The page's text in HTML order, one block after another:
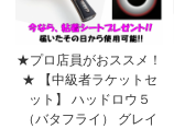
★プロ店員がおススメ！
★ 【中級者ラケットセ
ット】 ハッドロウ５
（バタフライ） グレイ